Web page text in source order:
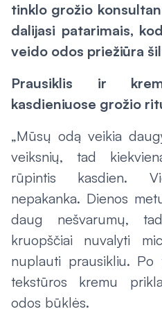
tinklo grožio
dalijasi patarimais,
veido odos priežiūra
Prausiklis ir
kasdieniuose grožio
„Mūsų odą veikia
veiksnių, tad
rūpintis kasdien.
nepakanka. Dienos
daug nešvarumų,
kruopščiai nuvalyti
nuplauti prausikliu. Po
tekstūros kremu
odos būklės.